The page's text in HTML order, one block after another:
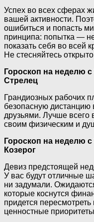
Успех во всех сферах
вашей активности.
ошибиться и попасть
принципа: попытка —
показать себя во всей
Не стесняйтесь
Гороскоп на неделю с
Стрелец
Грандиозных рабочих
безопасную
друзьями. Лучше всего
своим физическим и
Гороскоп на неделю с
Козерог
Девиз предстоящей
У вас будут отличные
ни задумали.
которые коснутся
придется
ценностные